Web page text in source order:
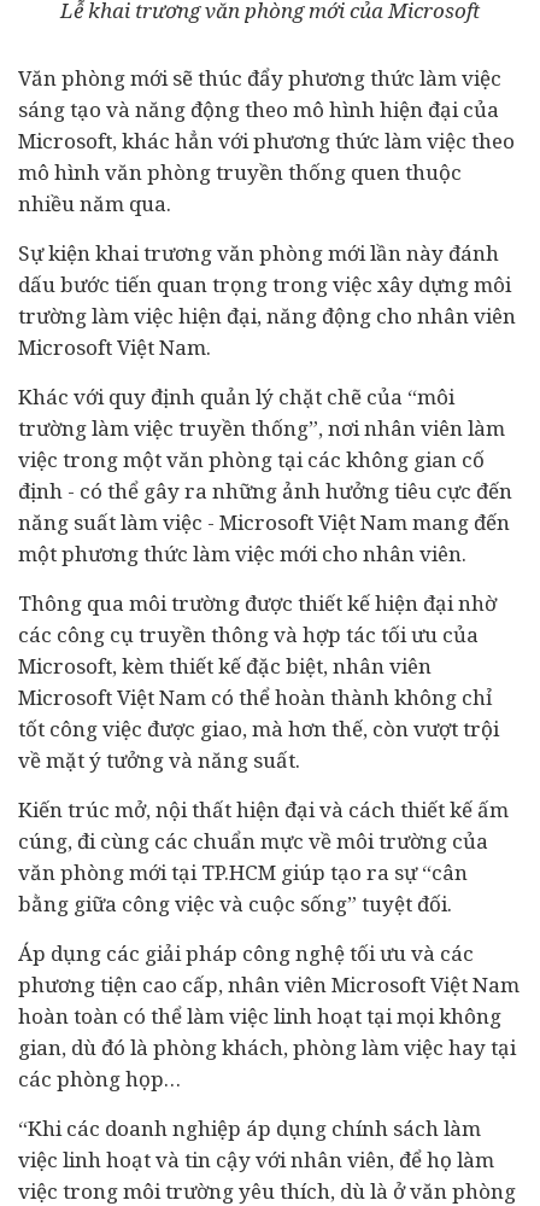
Lễ khai trương văn phòng mới của Microsoft
Văn phòng mới sẽ thúc đẩy phương thức làm việc
sáng tạo và năng động theo mô hình hiện đại của
Microsoft, khác hẳn với phương thức làm việc theo
mô hình văn phòng truyền thống quen thuộc
nhiều năm qua.
Sự kiện khai trương văn phòng mới lần này đánh
dấu bước tiến quan trọng trong việc xây dựng môi
trường làm việc hiện đại, năng động cho nhân viên
Microsoft Việt Nam.
Khác với quy định quản lý chặt chẽ của “môi
trường làm việc truyền thống”, nơi nhân viên làm
việc trong một văn phòng tại các không gian cố
định - có thể gây ra những ảnh hưởng tiêu cực đến
năng suất làm việc - Microsoft Việt Nam mang đến
một phương thức làm việc mới cho nhân viên.
Thông qua môi trường được thiết kế hiện đại nhờ
các công cụ truyền thông và hợp tác tối ưu của
Microsoft, kèm thiết kế đặc biệt, nhân viên
Microsoft Việt Nam có thể hoàn thành không chỉ
tốt công việc được giao, mà hơn thế, còn vượt trội
về mặt ý tưởng và năng suất.
Kiến trúc mở, nội thất hiện đại và cách thiết kế ấm
cúng, đi cùng các chuẩn mực về môi trường của
văn phòng mới tại TP.HCM giúp tạo ra sự “cân
bằng giữa công việc và cuộc sống” tuyệt đối.
Áp dụng các giải pháp công nghệ tối ưu và các
phương tiện cao cấp, nhân viên Microsoft Việt Nam
hoàn toàn có thể làm việc linh hoạt tại mọi không
gian, dù đó là phòng khách, phòng làm việc hay tại
các phòng họp…
“Khi các doanh nghiệp áp dụng chính sách làm
việc linh hoạt và tin cậy với nhân viên, để họ làm
việc trong môi trường yêu thích, dù là ở văn phòng